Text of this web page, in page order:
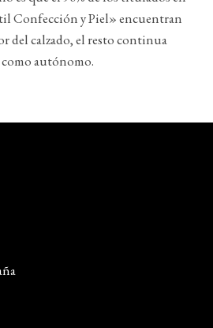
Confección y Piel» encuentran
del calzado, el resto continua
autónomo.